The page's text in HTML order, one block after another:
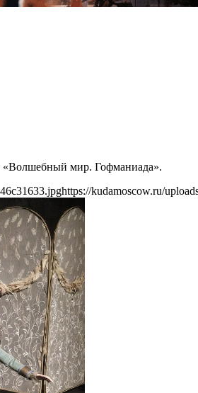
«Волшебный мир. Гофманиада».
https://kudamoscow.ru/